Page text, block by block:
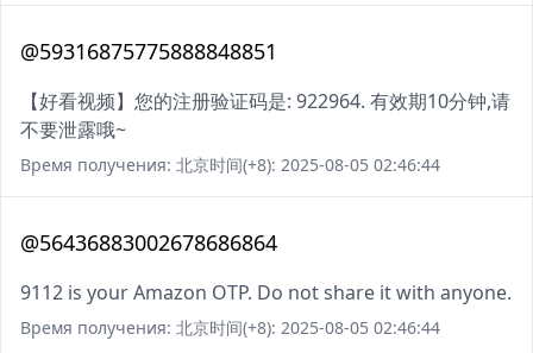
@59316875775888848851
【好看视频】您的注册验证码是: 922964. 有效期10分钟,请
不要泄露哦~
Время получения: 北京时间(+8): 2025-08-05 02:46:44
@56436883002678686864
9112 is your Amazon OTP. Do not share it with anyone.
Время получения: 北京时间(+8): 2025-08-05 02:46:44